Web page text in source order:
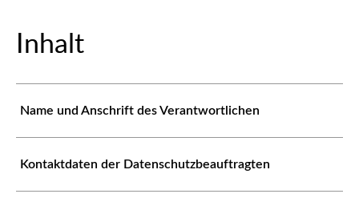
Inhalt
Name und Anschrift des Verantwortlichen
Kontaktdaten der Datenschutzbeauftragten